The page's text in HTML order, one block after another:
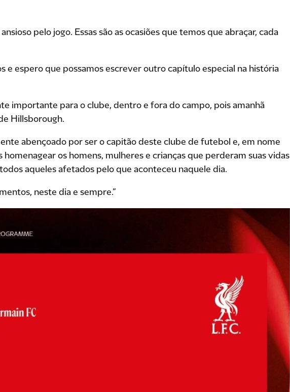
pelo jogo. Essas são as ocasiões que temos que abraçar, cada
e espero que possamos escrever outro capítulo especial na história
importante para o clube, dentro e fora do campo, pois amanhã
Hillsborough.
abençoado por ser o capitão deste clube de futebol e, em nome
os homens, mulheres e crianças que perderam suas vidas
aqueles afetados pelo que aconteceu naquele dia.
neste dia e sempre.”